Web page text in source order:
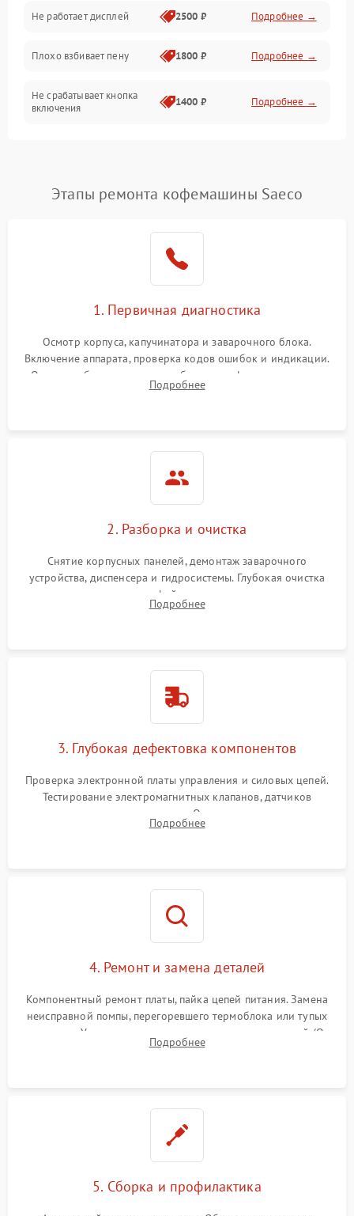
Не работает дисплей 2500 ₽ Подробнее →
Плохо взбивает пену 1800 ₽ Подробнее →
Не срабатывает кнопка
включения
1400 ₽ Подробнее →
Постоянные сбои в работе 1500 ₽ Подробнее →
Этапы ремонта кофемашины Saeco
1. Первичная диагностика
Осмотр корпуса, капучинатора и заварочного блока.
Включение аппарата, проверка кодов ошибок и индикации.
Оценка работы помпы, термоблока и кофемолки на слух.
Измерение температуры и давления воды для выявления
Подробнее
2. Разборка и очистка
Снятие корпусных панелей, демонтаж заварочного
устройства, диспенсера и гидросистемы. Глубокая очистка
внутренних узлов от кофейных масел, жмыха и накипи.
Промывка дренажных каналов и фильтров с использованием
Подробнее
3. Глубокая дефектовка компонентов
Проверка электронной платы управления и силовых цепей.
Тестирование электромагнитных клапанов, датчиков
температуры и расходомера. Оценка степени износа
жерновов кофемолки, уплотнительных колец гидросистемы
Подробнее
4. Ремонт и замена деталей
Компонентный ремонт платы, пайка цепей питания. Замена
неисправной помпы, перегоревшего термоблока или тупых
жерновов. Установка новых силиконовых уплотнителей (O-
ring) и тефлоновых трубок для надежного устранения
Подробнее
5. Сборка и профилактика